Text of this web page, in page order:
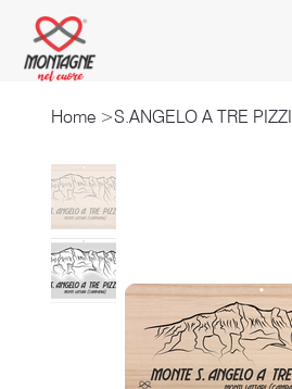
Home >S.ANGELO A TRE PIZZI